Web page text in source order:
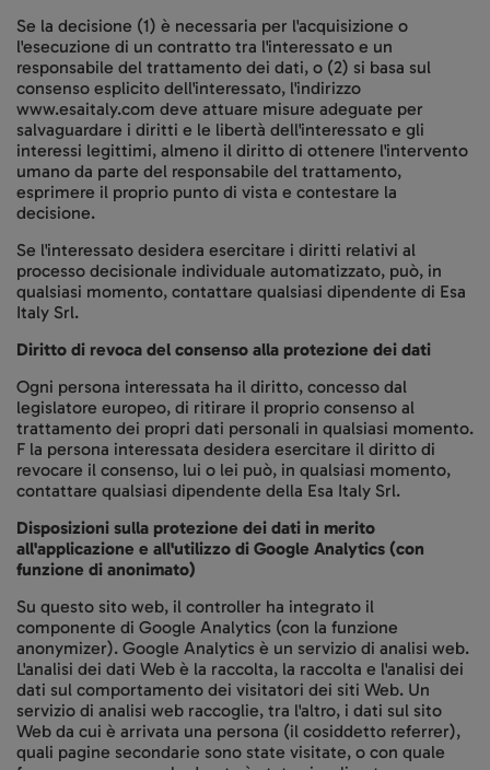
Se la decisione (1) è necessaria per l'acquisizione o
l'esecuzione di un contratto tra l'interessato e un
responsabile del trattamento dei dati, o (2) si basa sul
consenso esplicito dell'interessato, l'indirizzo
www.esaitaly.com deve attuare misure adeguate per
salvaguardare i diritti e le libertà dell'interessato e gli
interessi legittimi, almeno il diritto di ottenere l'intervento
umano da parte del responsabile del trattamento,
esprimere il proprio punto di vista e contestare la
decisione.
Se l'interessato desidera esercitare i diritti relativi al
processo decisionale individuale automatizzato, può, in
qualsiasi momento, contattare qualsiasi dipendente di Esa
Italy Srl.
Diritto di revoca del consenso alla protezione dei dati
Ogni persona interessata ha il diritto, concesso dal
legislatore europeo, di ritirare il proprio consenso al
trattamento dei propri dati personali in qualsiasi momento.
F la persona interessata desidera esercitare il diritto di
revocare il consenso, lui o lei può, in qualsiasi momento,
contattare qualsiasi dipendente della Esa Italy Srl.
Disposizioni sulla protezione dei dati in merito
all'applicazione e all'utilizzo di Google Analytics (con
funzione di anonimato)
Su questo sito web, il controller ha integrato il
componente di Google Analytics (con la funzione
anonymizer). Google Analytics è un servizio di analisi web.
L'analisi dei dati Web è la raccolta, la raccolta e l'analisi dei
dati sul comportamento dei visitatori dei siti Web. Un
servizio di analisi web raccoglie, tra l'altro, i dati sul sito
Web da cui è arrivata una persona (il cosiddetto referrer),
quali pagine secondarie sono state visitate, o con quale